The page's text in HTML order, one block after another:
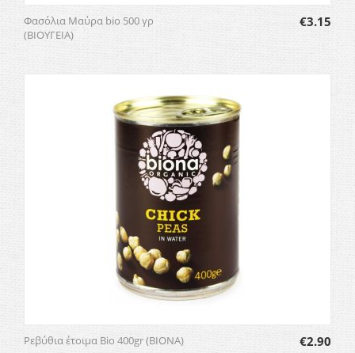
Φασόλια Μαύρα bio 500 γρ
(ΒΙΟΥΓΕΙΑ)
€3.15
Ρεβύθια έτοιμα Bio 400gr (BIONA) €2.90